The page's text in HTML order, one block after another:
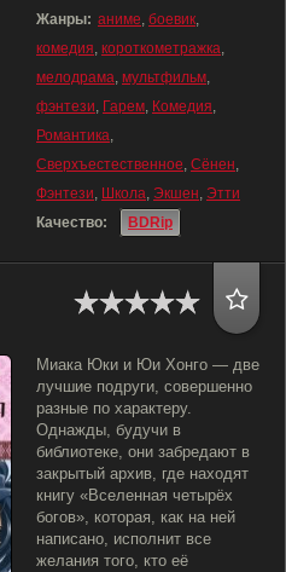
Жанры: аниме, боевик,
комедия, короткометражка,
мелодрама, мультфильм,
фэнтези, Гарем, Комедия,
Романтика,
Сверхъестественное, Сёнен,
Фэнтези, Школа, Экшен, Этти
Качество:
BDRip
Миака Юки и Юи Хонго — две
лучшие подруги, совершенно
разные по характеру.
Однажды, будучи в
библиотеке, они забредают в
закрытый архив, где находят
книгу «Вселенная четырёх
богов», которая, как на ней
написано, исполнит все
желания того, кто её